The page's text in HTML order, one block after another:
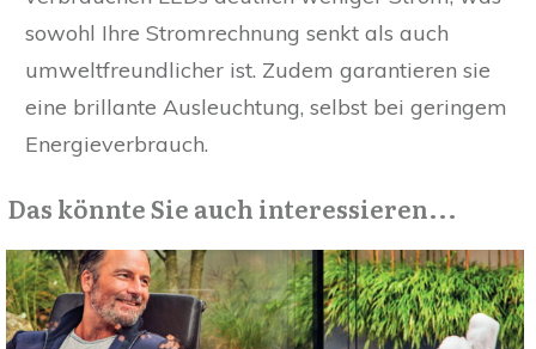
sowohl Ihre Stromrechnung senkt als auch
umweltfreundlicher ist. Zudem garantieren sie
eine brillante Ausleuchtung, selbst bei geringem
Energieverbrauch.
Das könnte Sie auch interessieren...